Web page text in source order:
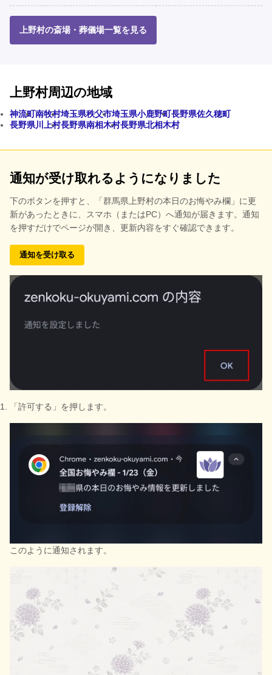
上野村の斎場・葬儀場一覧を見る
上野村周辺の地域
神流町南牧村埼玉県秩父市埼玉県小鹿野町長野県佐久穂町
長野県川上村長野県南相木村長野県北相木村
通知が受け取れるようになりました
下のボタンを押すと、
「群馬県上野村の本日のお悔やみ欄」に更
新があったときに、スマホ（またはPC）へ通知が届きます。通知
を押すだけでページが開き、更新内容をすぐ確認できます。
通知を受け取る
「許可する」を押します。
このように通知されます。